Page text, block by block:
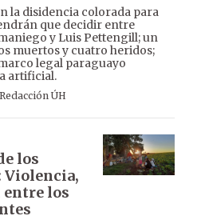
la disidencia colorada para
que decidir entre
y Luis Pettengill; un
muertos y cuatro heridos;
legal paraguayo
artificial.
Redacción ÚH
los
Violencia,
entre los